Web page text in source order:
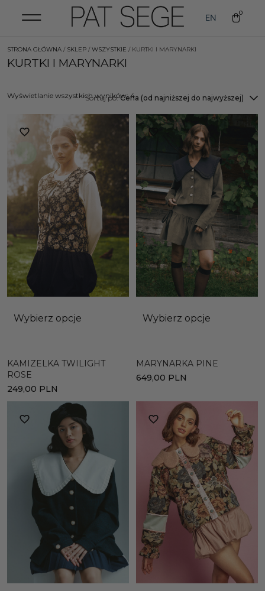
EN 0
STRONA GŁÓWNA / SKLEP /WSZYSTKIE / KURTKI I MARYNARKI
KURTKI I MARYNARKI
Sortuj po:Cena (od najniższej do najwyższej)
Wybierz opcje
KAMIZELKA TWILIGHT
ROSE
249,00 PLN
Wybierz opcje
MARYNARKA PINE
649,00 PLN
Wyświetlanie wszystkich wyników: 4